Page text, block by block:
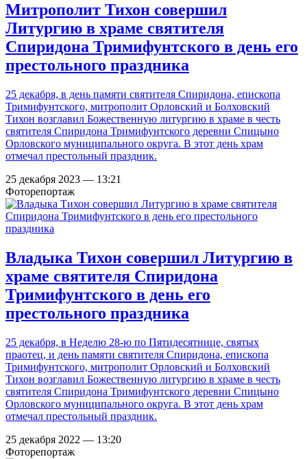
Митрополит Тихон совершил
Литургию в храме святителя
Спиридона Тримифунтского в день его
престольного праздника
25 декабря, в день памяти святителя Спиридона, епископа
Тримифунтского, митрополит Орловский и Болховский
Тихон возглавил Божественную литургию в храме в честь
святителя Спиридона Тримифунтского деревни Спицыно
Орловского муниципального округа. В этот день храм
отмечал престольный праздник.
25 декабря 2023 — 13:21
Фоторепортаж
Владыка Тихон совершил Литургию в
храме святителя Спиридона
Тримифунтского в день его
престольного праздника
25 декабря, в Неделю 28-ю по Пятидесятнице, святых
праотец, и день памяти святителя Спиридона, епископа
Тримифунтского, митрополит Орловский и Болховский
Тихон возглавил Божественную литургию в храме в честь
святителя Спиридона Тримифунтского деревни Спицыно
Орловского муниципального округа. В этот день храм
отмечал престольный праздник.
25 декабря 2022 — 13:20
Фоторепортаж